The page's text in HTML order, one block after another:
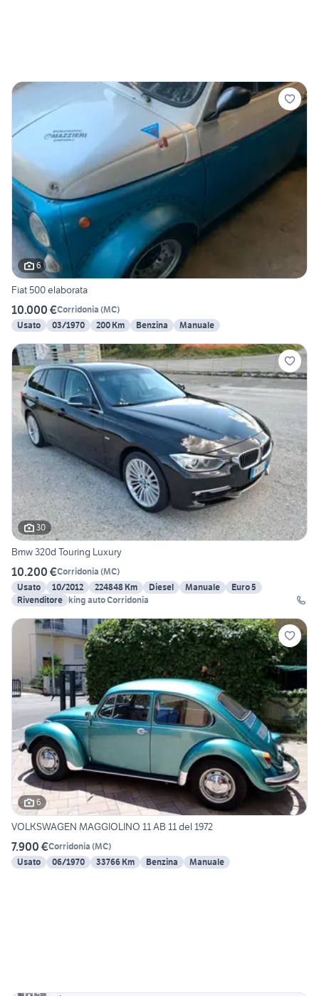
6
Fiat 500 elaborata
10.000 €Corridonia (MC)
Usato
03/1970 200 Km Benzina Manuale
30
Bmw 320d Touring Luxury
10.200 €Corridonia (MC)
Usato
10/2012 224848 Km Diesel Manuale
Euro 5
Rivenditore king auto Corridonia
6
VOLKSWAGEN MAGGIOLINO 11 AB 11 del 1972
7.900 €Corridonia (MC)
Usato
06/1970 33766 Km Benzina Manuale